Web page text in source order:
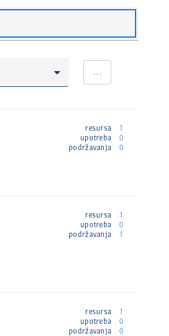
…
resursa
1
upotreba
0
podržavanja
0
resursa
1
upotreba
0
podržavanja
1
resursa
1
upotreba
0
podržavanja
0